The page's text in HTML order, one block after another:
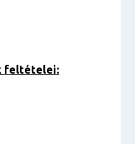
feltételei: